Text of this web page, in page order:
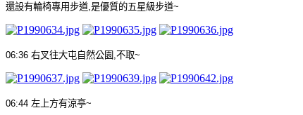
還設有輪椅專用步道 是優質的五星級步道~
06:36 右叉往大屯自然公園 不取~
06:44 左上方有涼亭~